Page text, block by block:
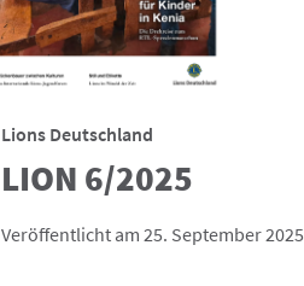
Lions Deutschland
LION 6/2025
Veröffentlicht am 25. September 2025